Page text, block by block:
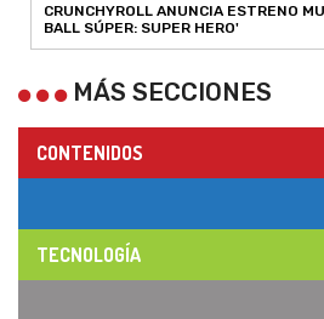
CRUNCHYROLL ANUNCIA ESTRENO
BALL SÚPER: SUPER HERO'
MÁS SECCIONES
CONTENIDOS
TECNOLOGÍA